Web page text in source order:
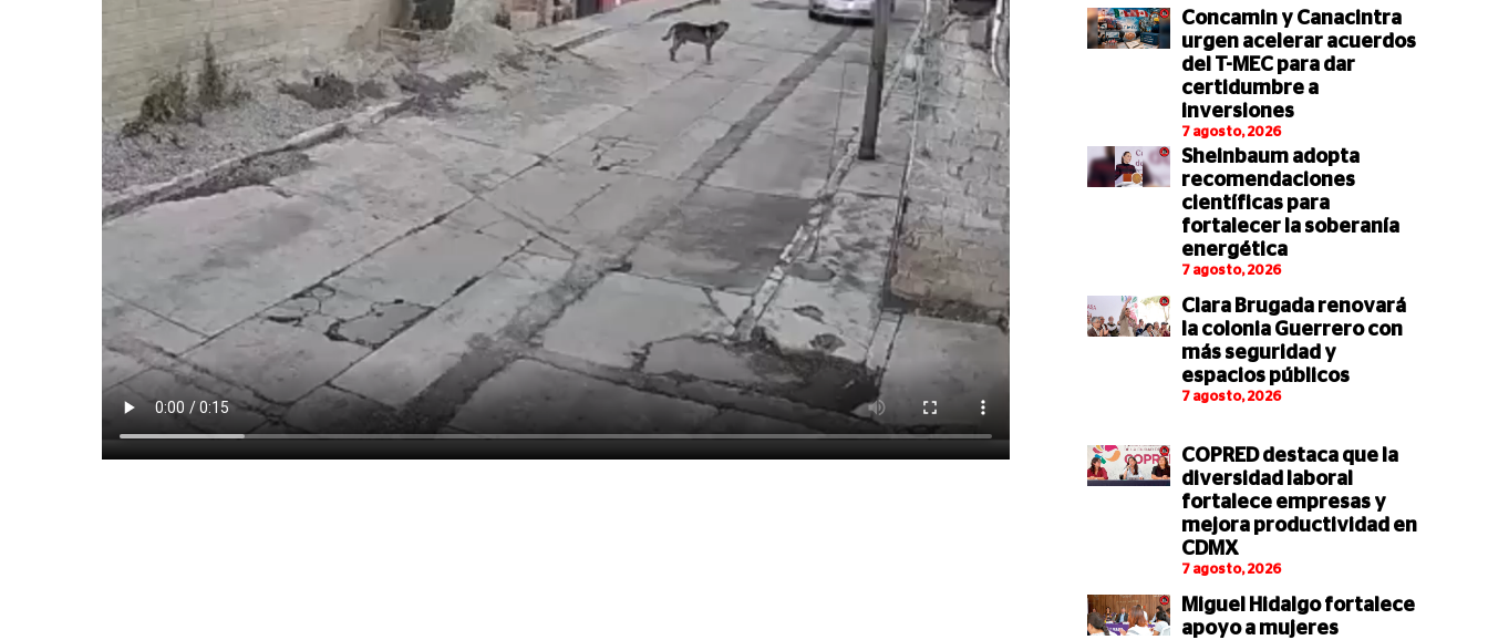
Concamin y Canacintra
urgen acelerar acuerdos
del T-MEC para dar
certidumbre a
inversiones
7 agosto, 2026
Sheinbaum adopta
recomendaciones
científicas para
fortalecer la soberanía
energética
7 agosto, 2026
Clara Brugada renovará
la colonia Guerrero con
más seguridad y
espacios públicos
7 agosto, 2026
COPRED destaca que la
diversidad laboral
fortalece empresas y
mejora productividad en
CDMX
7 agosto, 2026
Miguel Hidalgo fortalece
apoyo a mujeres